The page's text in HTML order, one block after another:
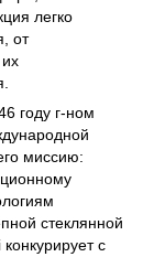
легко
от
году г-ном
миссию:
стеклянной
с